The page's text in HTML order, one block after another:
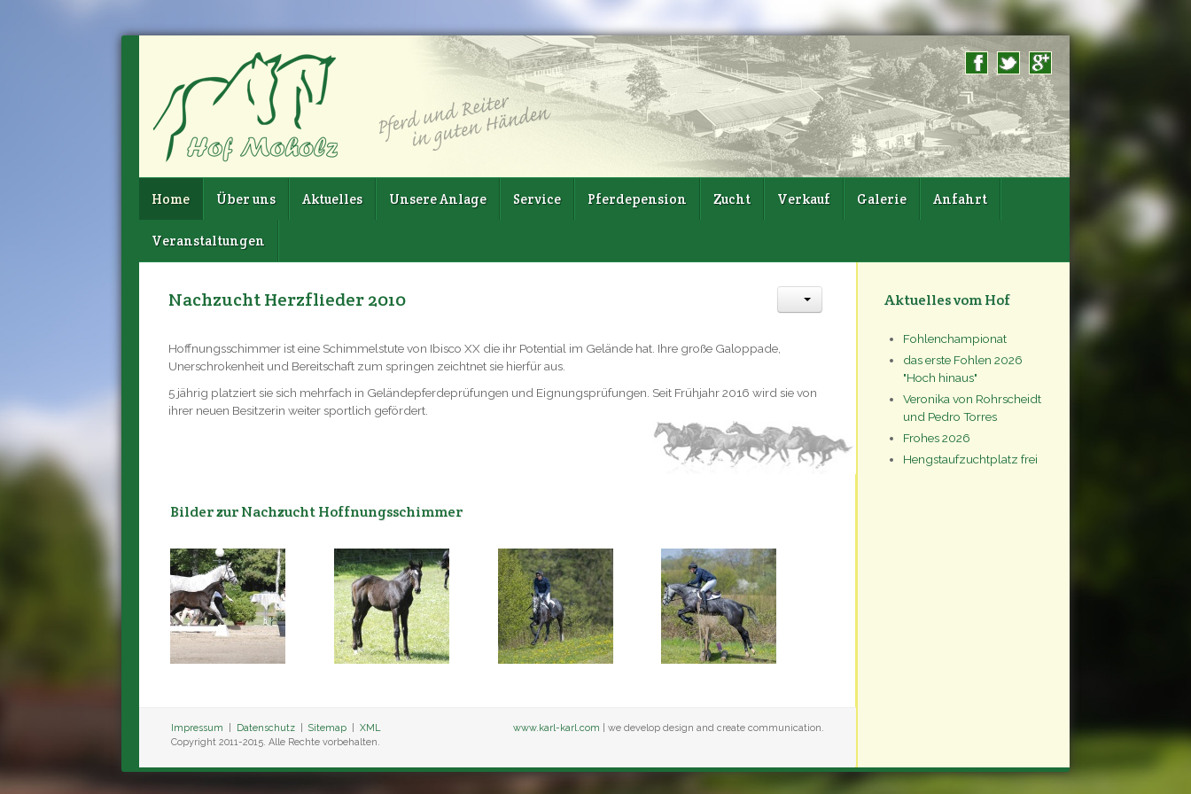
Home Über uns Aktuelles Unsere Anlage Service Pferdepension Zucht Verkauf Galerie Anfahrt
Veranstaltungen
Nachzucht Herzflieder 2010
Hoffnungsschimmer ist eine Schimmelstute von Ibisco XX die ihr Potential im Gelände hat. Ihre große Galoppade,
Unerschrokenheit und Bereitschaft zum springen zeichtnet sie hierfür aus.
5 jährig platziert sie sich mehrfach in Geländepferdeprüfungen und Eignungsprüfungen. Seit Frühjahr 2016 wird sie von
ihrer neuen Besitzerin weiter sportlich gefördert.
Bilder zur Nachzucht Hoffnungsschimmer
Impressum Datenschutz |Sitemap |XML
Copyright 2011-2015. Alle Rechte vorbehalten.
www.karl-karl.com | we develop design and create communication.
Aktuelles vom Hof
Fohlenchampionat
das erste Fohlen 2026
"Hoch hinaus"
Veronika von Rohrscheidt
und Pedro Torres
Frohes 2026
Hengstaufzuchtplatz frei